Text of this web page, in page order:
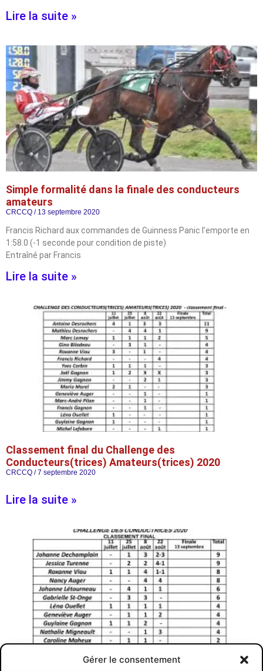
Gérer le consentement
Lire la suite »
Simple formalité dans la finale des conducteurs
amateurs
CRCCQ 13 septembre 2020
Francis Richard aux commandes de Guinness Panic l’emporte en
1:58.0 (-1 seconde pour condition de piste)
Entraîné par Francis
Lire la suite »
Classement final du Challenge des
Conducteurs(trices) Amateurs(trices) 2020
CRCCQ 7 septembre 2020
Lire la suite »